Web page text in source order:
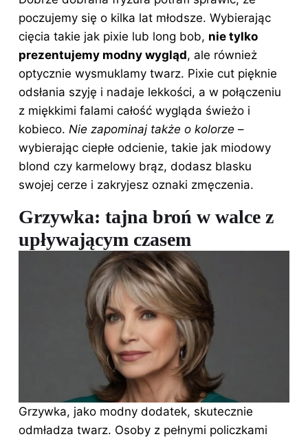
poczujemy się o kilka lat młodsze. Wybierając
cięcia takie jak pixie lub long bob, nie tylko
prezentujemy modny wygląd, ale również
optycznie wysmuklamy twarz. Pixie cut pięknie
odsłania szyję i nadaje lekkości, a w połączeniu
z miękkimi falami całość wygląda świeżo i
kobieco. Nie zapominaj także o kolorze –
wybierając ciepłe odcienie, takie jak miodowy
blond czy karmelowy brąz, dodasz blasku
swojej cerze i zakryjesz oznaki zmęczenia.
Grzywka: tajna broń w walce z
upływającym czasem
Grzywka, jako modny dodatek, skutecznie
odmładza twarz. Osoby z pełnymi policzkami